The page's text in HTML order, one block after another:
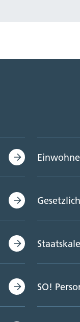
SO!